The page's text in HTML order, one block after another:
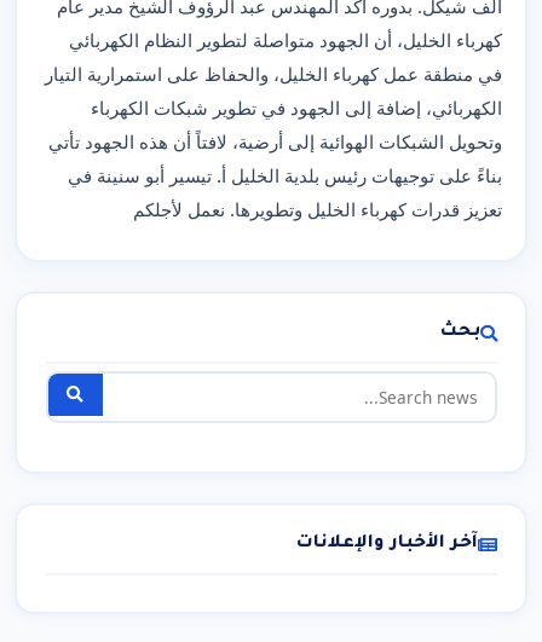
ألف شيكل. بدوره أكد المهندس عبد الرؤوف الشيخ مدير عام
كهرباء الخليل، أن الجهود متواصلة لتطوير النظام الكهربائي
في منطقة عمل كهرباء الخليل، والحفاظ على استمرارية التيار
الكهربائي، إضافة إلى الجهود في تطوير شبكات الكهرباء
وتحويل الشبكات الهوائية إلى أرضية، لافتاً أن هذه الجهود تأتي
بناءً على توجيهات رئيس بلدية الخليل أ. تيسير أبو سنينة في
تعزيز قدرات كهرباء الخليل وتطويرها. نعمل لأجلكم
بحث
آخر الأخبار والإعلانات